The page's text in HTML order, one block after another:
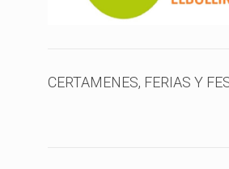
CERTAMENES, FERIAS Y